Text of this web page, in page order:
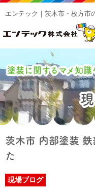
エンテック｜茨木市・枚方市
塗装に関するマメ知
茨木市 内部塗装
た
現場ブログ